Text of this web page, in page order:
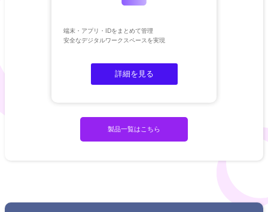
端末・アプリ・IDをまとめて管理​
安全なデジタルワークスペースを実現​
詳細を見る
製品一覧はこちら